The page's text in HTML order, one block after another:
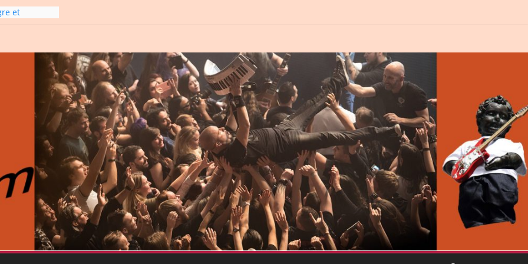
et